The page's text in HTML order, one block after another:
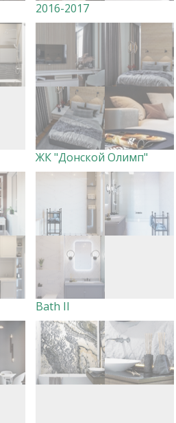
2016-2017
ЖК "Донской Олимп"
Bath II